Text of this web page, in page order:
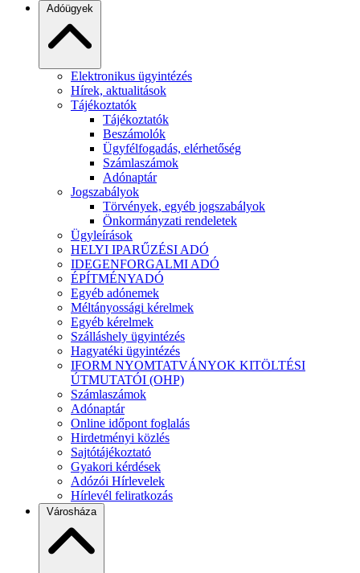
Adóügyek
Elektronikus ügyintézés
Hírek, aktualitások
Tájékoztatók
Tájékoztatók
Beszámolók
Ügyfélfogadás, elérhetőség
Számlaszámok
Adónaptár
Jogszabályok
Törvények, egyéb jogszabályok
Önkormányzati rendeletek
Ügyleírások
HELYI IPARŰZÉSI ADÓ
IDEGENFORGALMI ADÓ
ÉPÍTMÉNYADÓ
Egyéb adónemek
Méltányossági kérelmek
Egyéb kérelmek
Szálláshely ügyintézés
Hagyatéki ügyintézés
IFORM NYOMTATVÁNYOK KITÖLTÉSI
ÚTMUTATÓI (OHP)
Számlaszámok
Adónaptár
Online időpont foglalás
Hirdetményi közlés
Sajtótájékoztató
Gyakori kérdések
Adózói Hírlevelek
Hírlevél feliratkozás
Városháza